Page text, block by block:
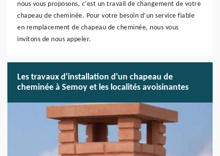
nous vous proposons, c’est un travail de changement de votre
chapeau de cheminée. Pour votre besoin d’un service fiable
en remplacement de chapeau de cheminée, nous vous
invitons de nous appeler.
Les travaux d'installation d'un chapeau de
cheminée à Semoy et les localités avoisinantes